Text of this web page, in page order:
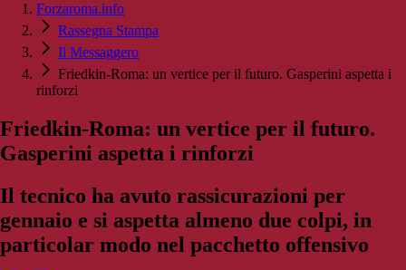
Forzaroma.info
Rassegna Stampa
Il Messaggero
Friedkin-Roma: un vertice per il futuro. Gasperini aspetta i
rinforzi
Friedkin-Roma: un vertice per il futuro.
Gasperini aspetta i rinforzi
Il tecnico ha avuto rassicurazioni per
gennaio e si aspetta almeno due colpi, in
particolar modo nel pacchetto offensivo